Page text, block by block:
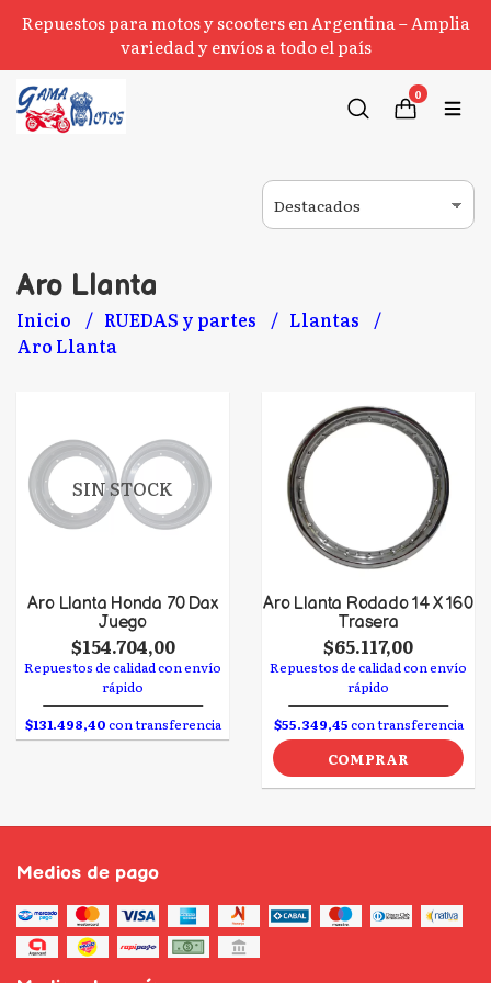
Repuestos para motos y scooters en Argentina – Amplia
variedad y envíos a todo el país
0
Aro Llanta
Inicio RUEDAS y partes
Llantas
Aro Llanta
SIN STOCK
Aro Llanta Honda 70 Dax
Juego
$154.704,00
Repuestos de calidad con envío
rápido
$131.498,40con transferencia
Aro Llanta Rodado 14 X 160
Trasera
$65.117,00
Repuestos de calidad con envío
rápido
$55.349,45con transferencia
COMPRAR
Medios de pago